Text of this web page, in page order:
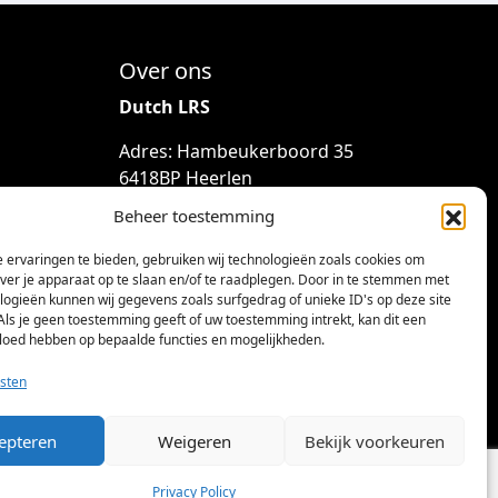
Beheer toestemming
ervaringen te bieden, gebruiken wij technologieën zoals cookies om
je apparaat op te slaan en/of te raadplegen. Door in te stemmen met
kunnen wij gegevens zoals surfgedrag of unieke ID's op deze site
je geen toestemming geeft of uw toestemming intrekt, kan dit een
hebben op bepaalde functies en mogelijkheden.
Weigeren Bekijk voorkeuren
Privacy Policy
Over ons
Dutch LRS
Adres: Hambeukerboord 35
6418BP Heerlen
(geen bezoekadres)
info@dutchlrs.nl
+31 45 2123953
KvK-nummer: 96002824
Btw-id: NL867424114B01